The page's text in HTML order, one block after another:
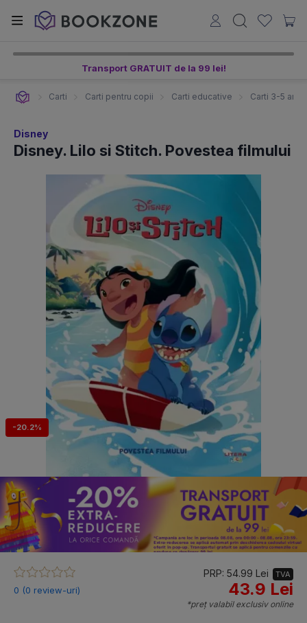
Transport GRATUIT de la 99 lei!
Carti Carti pentru copii Carti educative Carti 3-5 ani
Disney
Disney. Lilo si Stitch. Povestea filmului
-20.2%
0 (0 review-uri)
PRP: 54.99 Lei TVA
43.9 Lei
*preț valabil exclusiv online